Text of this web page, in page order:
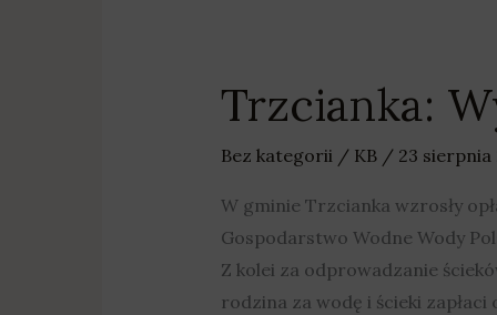
Trzcianka:
Bez kategorii / KB / 23 sierpnia
W gminie Trzcianka wzrosły
Gospodarstwo Wodne Wody
Z kolei za odprowadzanie
rodzina za wodę i ścieki
Trzcianka:
Wyższe
opłaty
wodę
ścieki